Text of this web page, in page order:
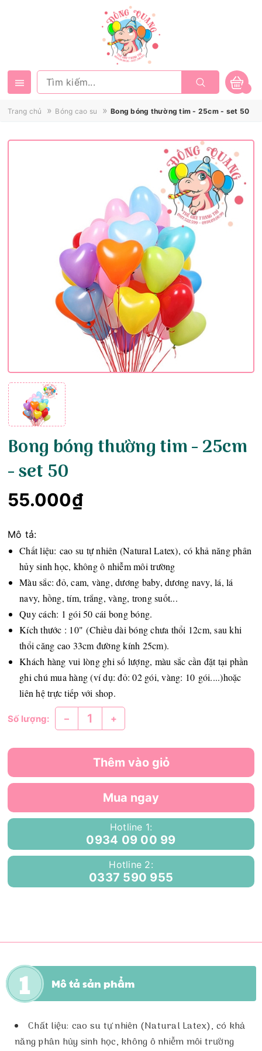
Trang chủ » Bóng cao su » Bong bóng thường tim - 25cm - set 50
Bong bóng thường tim - 25cm
- set 50
55.000₫
Mô tả:
Chất liệu: cao su tự nhiên (Natural Latex), có khả năng phân
hủy sinh học, không ô nhiễm môi trường
Màu sắc: đỏ, cam, vàng, dương baby, dương navy, lá, lá
navy, hồng, tím, trắng, vàng, trong suốt...
Quy cách: 1 gói 50 cái bong bóng.
Kích thước : 10" (Chiều dài bóng chưa thổi 12cm, sau khi
thổi căng cao 33cm đường kính 25cm).
Khách hàng vui lòng ghi số lượng, màu sắc cần đặt tại phần
ghi chú mua hàng (ví dụ: đỏ: 02 gói, vàng: 10 gói....)hoặc
liên hệ trực tiếp với shop.
Số lượng: – +
Thêm vào giỏ
Mua ngay
Hotline 1:
0934 09 00 99
Hotline 2:
0337 590 955
Mô tả sản phẩm
Chất liệu: cao su tự nhiên (Natural Latex), có khả
năng phân hủy sinh học, không ô nhiễm môi trường